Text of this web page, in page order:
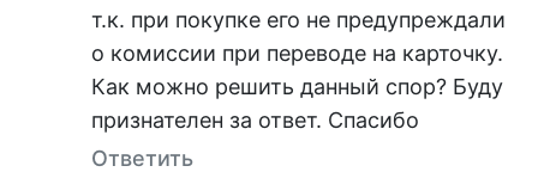
т.к. при покупке его не предупреждали
о комиссии при переводе на карточку.
Как можно решить данный спор? Буду
признателен за ответ. Спасибо
Ответить